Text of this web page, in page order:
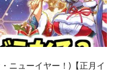
ニューイヤー！)【正月イ